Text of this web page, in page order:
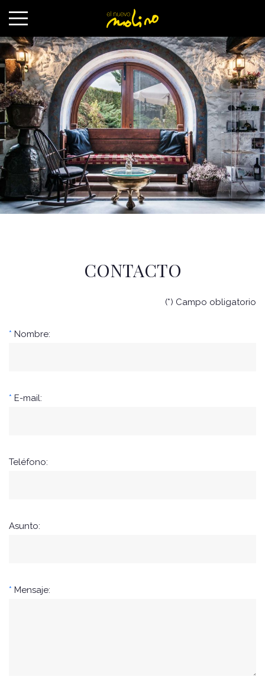
CONTACTO
(*) Campo obligatorio
* Nombre:
* E-mail:
Teléfono:
Asunto:
* Mensaje: